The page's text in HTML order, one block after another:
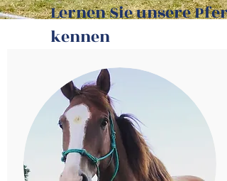
Lernen Sie unsere
kennen